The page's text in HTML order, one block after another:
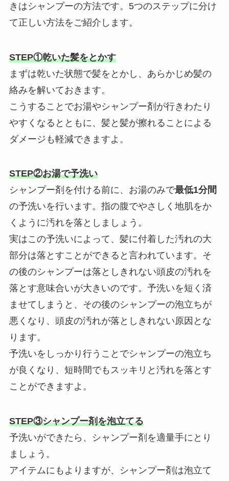
きはシャンプーの方法です。5つのステップに分け
て正しい方法をご紹介します。
STEP①乾いた髪をとかす
まずは乾いた状態で髪をとかし、あらかじめ髪の
絡みを解いておきます。
こうすることでお湯やシャンプー剤が行きわたり
やすくなるとともに、髪と髪が擦れることによる
ダメージも軽減できますよ。
STEP②お湯で予洗い
シャンプー剤を付ける前に、お湯のみで最低1分間
の予洗いを行います。指の腹でやさしく地肌をか
くように汚れを落としましょう。
実はこの予洗いによって、髪に付着した汚れの大
部分は落とすことができると言われています。そ
の後のシャンプーは落としきれない頭皮の汚れを
落とす意味合いが大きいのです。予洗いを短く済
ませてしまうと、その後のシャンプーの泡立ちが
悪くなり、頭皮の汚れが落としきれない原因とな
ります。
予洗いをしっかり行うことでシャンプーの泡立ち
が良くなり、短時間でもスッキリと汚れを落とす
ことができますよ。
STEP③シャンプー剤を泡立てる
予洗いができたら、シャンプー剤を適量手にとり
ましょう。
アイテムにもよりますが、シャンプー剤は泡立て